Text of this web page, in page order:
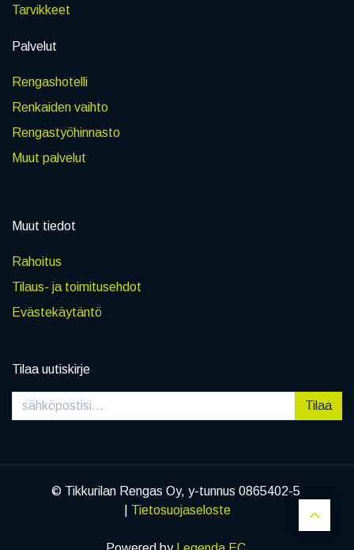
Tarvikkeet
Palvelut
Rengashotelli
Renkaiden vaihto
Rengastyöhinnasto
Muut palvelut
Muut tiedot
Rahoitus
Tilaus- ja toimitusehdot
Evästekäytäntö
Tilaa uutiskirje
Tilaa
© Tikkurilan Rengas Oy, y-tunnus 0865402-5
Tietosuojaseloste